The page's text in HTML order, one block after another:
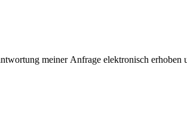
meiner Anfrage elektronisch erhoben